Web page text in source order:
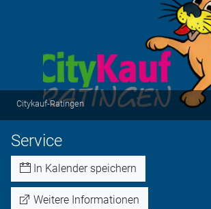
Citykauf-Ratingen
Service
In Kalender speichern
Weitere Informationen